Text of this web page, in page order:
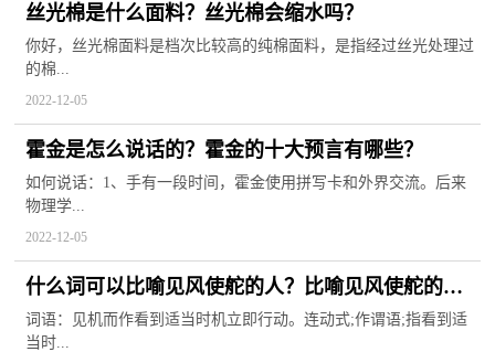
丝光棉是什么面料？丝光棉会缩水吗？
你好，丝光棉面料是档次比较高的纯棉面料，是指经过丝光处理过
的棉...
2022-12-05
霍金是怎么说话的？霍金的十大预言有哪些？
如何说话：1、手有一段时间，霍金使用拼写卡和外界交流。后来
物理学...
2022-12-05
什么词可以比喻见风使舵的人？比喻见风使舵的人
是什么动物？
词语：见机而作看到适当时机立即行动。连动式;作谓语;指看到适
当时...